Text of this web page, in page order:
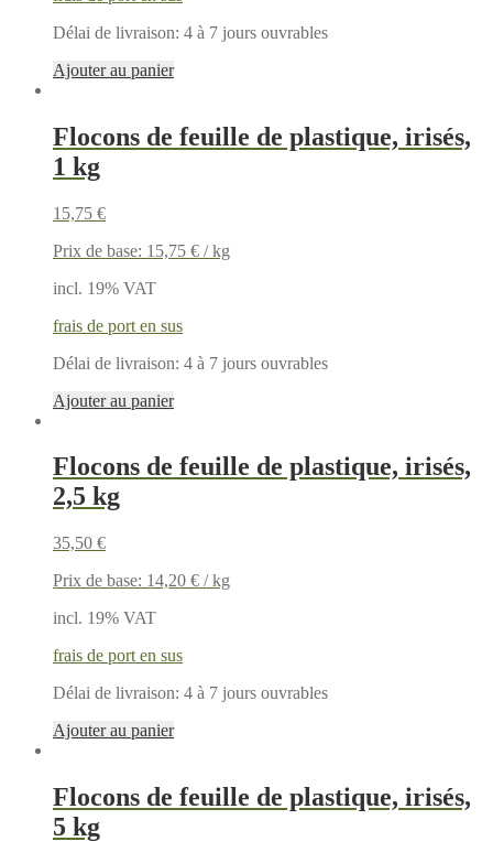
Délai de livraison: 4 à 7 jours ouvrables
Ajouter au panier
Flocons de feuille de plastique, irisés,
1 kg
15,75 €
Prix de base: 15,75 € /kg
incl. 19% VAT
frais de port en sus
Délai de livraison: 4 à 7 jours ouvrables
Ajouter au panier
Flocons de feuille de plastique, irisés,
2,5 kg
35,50 €
Prix de base: 14,20 € /kg
incl. 19% VAT
frais de port en sus
Délai de livraison: 4 à 7 jours ouvrables
Ajouter au panier
Flocons de feuille de plastique, irisés,
5 kg